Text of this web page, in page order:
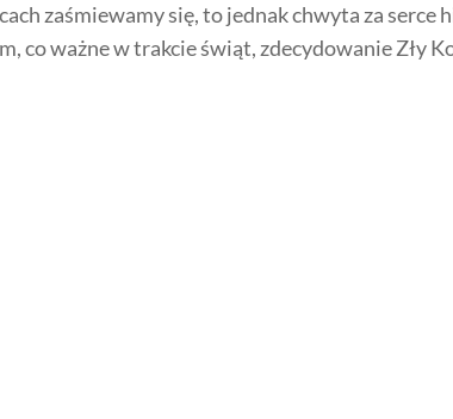
zaśmiewamy się, to jednak chwyta za
co ważne w trakcie świąt, zdecydowanie Zły